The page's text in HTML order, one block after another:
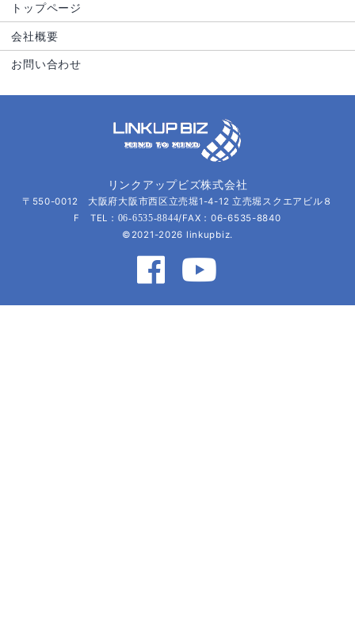
トップページ
会社概要
お問い合わせ
リンクアップビズ株式会社
〒550-0012 大阪府大阪市西区立売堀1-4-12 立売堀スクエアビル８
F TEL： 06-6535-8844/FAX：06-6535-8840
©2021-2026 linkupbiz.